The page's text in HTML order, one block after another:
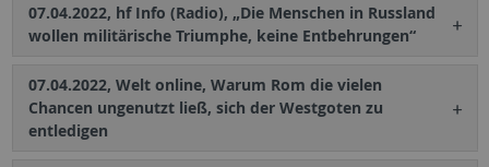
07.04.2022, hf Info (Radio), „Die Menschen in Russland
wollen militärische Triumphe, keine Entbehrungen“
07.04.2022, Welt online, Warum Rom die vielen
Chancen ungenutzt ließ, sich der Westgoten zu
entledigen